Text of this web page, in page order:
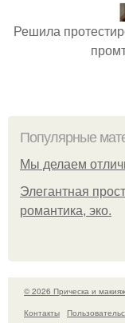
Решила
Популярные
Мы делаем
Элегантная
романтика, эко.
© 2026 Прическа и
Контакты